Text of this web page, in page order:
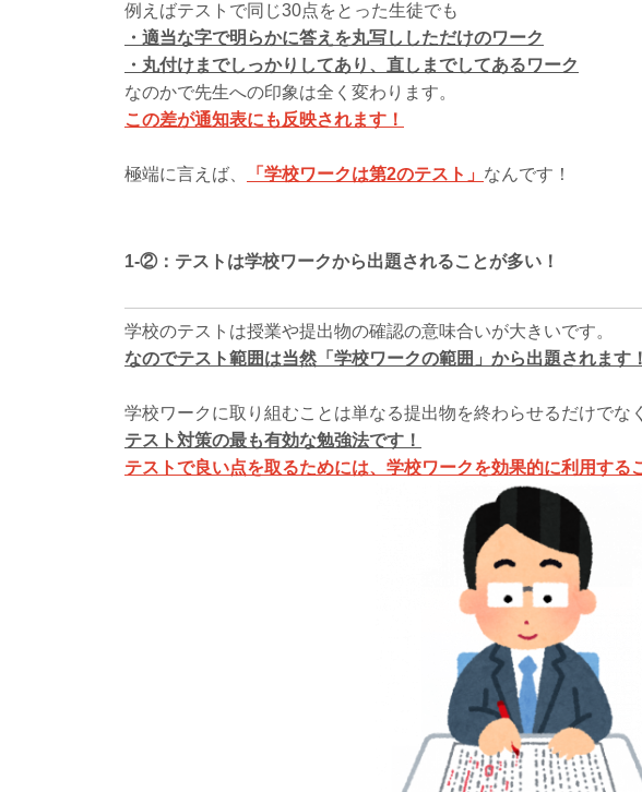
例えばテストで同じ30点をとった生徒でも
・適当な字で明らかに答えを丸写ししただけのワーク
・丸付けまでしっかりしてあり、直しまでしてあるワーク
なのかで先生への印象は全く変わります。
この差が通知表にも反映されます！
極端に言えば、 「学校ワークは第2のテスト」 なんです！
1-②：テストは学校ワークから出題されることが多い！
学校のテストは授業や提出物の確認の意味合いが大きいです。
なのでテスト範囲は当然「学校ワークの範囲」から出題されます！
学校ワークに取り組むことは単なる提出物を終わらせるだけでな
テスト対策の最も有効な勉強法です！
テストで良い点を取るためには、学校ワークを効果的に利用する